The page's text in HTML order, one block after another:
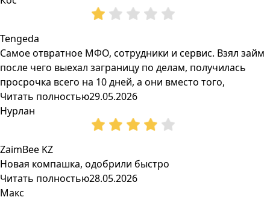
Tengeda
Самое отвратное МФО, сотрудники и сервис. Взял займ
после чего выехал заграницу по делам, получилась
просрочка всего на 10 дней, а они вместо того,
Читать полностью29.05.2026
Нурлан
ZaimBee KZ
Новая компашка, одобрили быстро
Читать полностью28.05.2026
Макс